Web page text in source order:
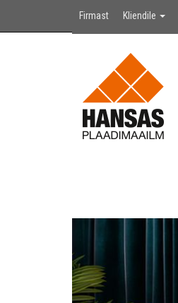
Firmast Kliendile